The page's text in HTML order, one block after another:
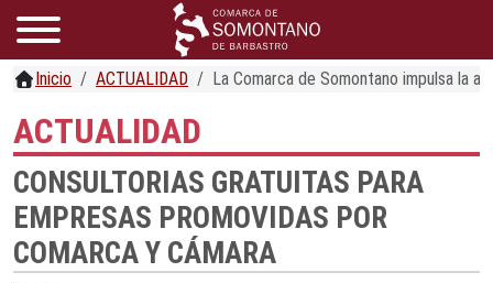
Inicio ACTUALIDAD La Comarca de Somontano impulsa la
ACTUALIDAD
CONSULTORIAS GRATUITAS PARA
EMPRESAS PROMOVIDAS POR
COMARCA Y CÁMARA